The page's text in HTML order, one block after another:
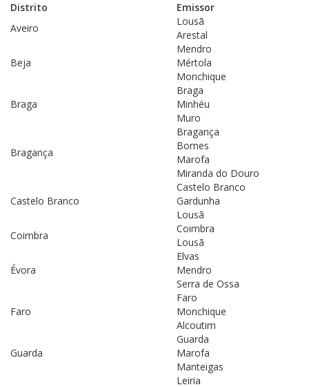
Distrito
Emissor
Aveiro
Lousã
Arestal
Beja
Mendro
Mértola
Monchique
Braga
Braga
Minhéu
Muro
Bragança
Bragança
Bornes
Marofa
Miranda do Douro
Castelo Branco
Castelo Branco
Gardunha
Lousã
Coimbra
Coimbra
Lousã
Évora
Elvas
Mendro
Serra de Ossa
Faro
Faro
Monchique
Alcoutim
Guarda
Guarda
Marofa
Manteigas
Leiria